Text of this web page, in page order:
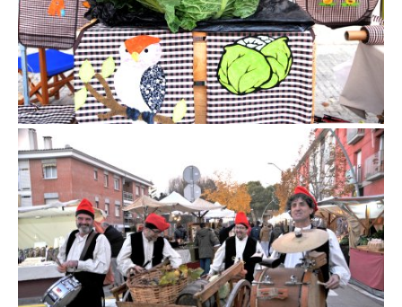
Fira de la col de la Roca del Vallès